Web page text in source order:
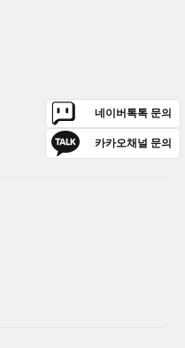
네이버톡톡 문의
카카오채널 문의